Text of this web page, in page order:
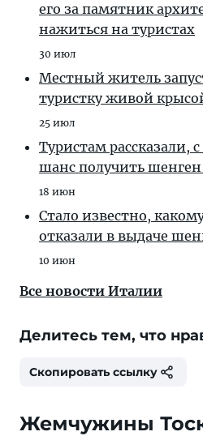
его за памятник
нажиться на туристах
30 июл
Местный житель
туристку живой
25 июл
Туристам рассказали,
шанс получить
18 июн
Стало известно,
отказали в выдаче
10 июн
Все новости Италии
Делитесь тем, что
Скопировать ссылку
Жемчужины